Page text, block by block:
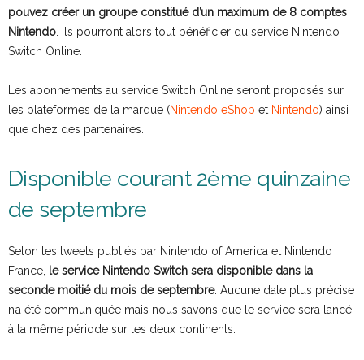
pouvez créer un groupe constitué d’un maximum de 8 comptes
Nintendo . Ils pourront alors tout bénéficier du service Nintendo
Switch Online.
Les abonnements au service Switch Online seront proposés sur
les plateformes de la marque (Nintendo eShop et Nintendo) ainsi
que chez des partenaires.
Disponible courant 2ème quinzaine
de septembre
Selon les tweets publiés par Nintendo of America et Nintendo
France, le service Nintendo Switch sera disponible dans la
seconde moitié du mois de septembre. Aucune date plus précise
n’a été communiquée mais nous savons que le service sera lancé
à la même période sur les deux continents.